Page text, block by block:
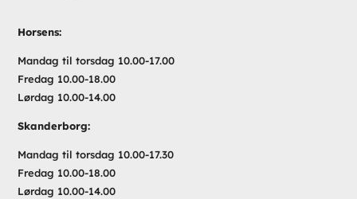
Horsens:
Mandag til torsdag 10.00-17.00
Fredag 10.00-18.00
Lørdag 10.00-14.00
Skanderborg:
Mandag til torsdag 10.00-17.30
Fredag 10.00-18.00
Lørdag 10.00-14.00